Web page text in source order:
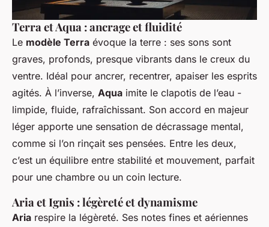
Terra et Aqua : ancrage et fluidité
Le modèle Terra évoque la terre : ses sons sont
graves, profonds, presque vibrants dans le creux du
ventre. Idéal pour ancrer, recentrer, apaiser les esprits
agités. À l’inverse, Aqua imite le clapotis de l’eau -
limpide, fluide, rafraîchissant. Son accord en majeur
léger apporte une sensation de décrassage mental,
comme si l’on rinçait ses pensées. Entre les deux,
c’est un équilibre entre stabilité et mouvement, parfait
pour une chambre ou un coin lecture.
Aria et Ignis : légèreté et dynamisme
Aria respire la légèreté. Ses notes fines et aériennes